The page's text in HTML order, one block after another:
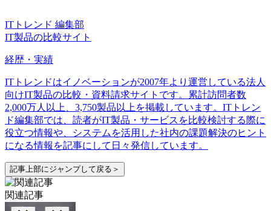
ITトレンド 編集部
IT製品の比較サイト
経歴・実績
ITトレンドはイノベーションが2007年より運営している法人
向けIT製品の比較・資料請求サイトです。累計訪問者数
2,000万人以上、3,750製品以上を掲載しています。ITトレン
ド編集部では、読者がIT製品・サービスを比較検討する際に
役立つ情報や、システムを活用した社内の課題解決のヒント
になる情報を記事にして日々発信しています。
記事上部にジャンプして戻る＞
関連記事